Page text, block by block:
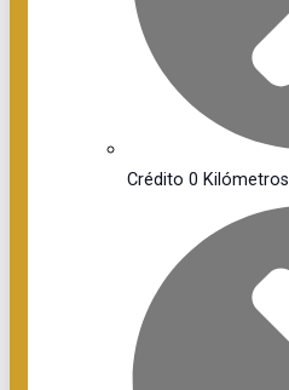
Crédito 0 Kilómetros